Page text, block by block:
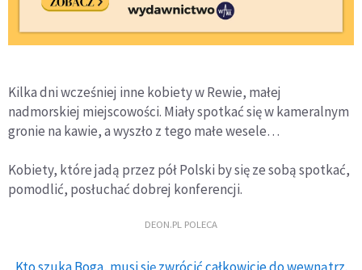
Kilka dni wcześniej inne kobiety w Rewie, małej
nadmorskiej miejscowości. Miały spotkać się w kameralnym
gronie na kawie, a wyszło z tego małe wesele…
Kobiety, które jadą przez pół Polski by się ze sobą spotkać,
pomodlić, posłuchać dobrej konferencji.
DEON.PL POLECA